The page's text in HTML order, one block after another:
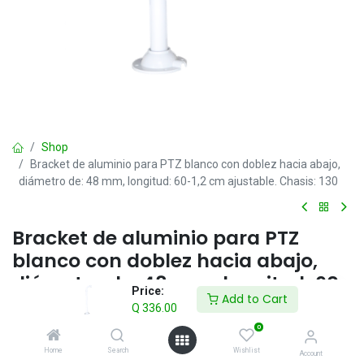
Price:
Q 336.00
Add to Cart
Home Search
0
Wishlist Account
Shop
Bracket de aluminio para PTZ blanco con doblez hacia abajo,
diámetro de: 48 mm, longitud: 60-1,2 cm ajustable. Chasis: 130
Bracket de aluminio para PTZ
blanco con doblez hacia abajo,
diámetro de: 48 mm, longitud: 60-
1,2 cm ajustable. Chasis: 130
336.00 IVA incluido